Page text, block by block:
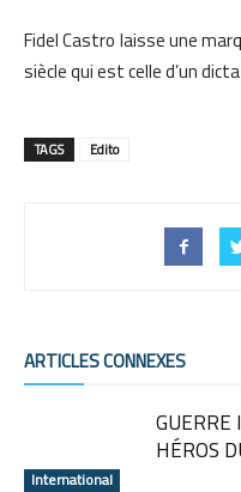
Fidel Castro laisse une
siècle qui est celle d’un
TAGS Edito
ARTICLES CONNEXES
International
HÉROS